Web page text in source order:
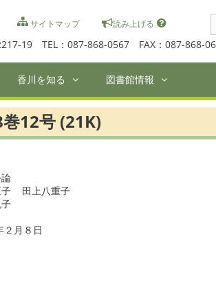
サイトマップ 読み上げる
19 TEL：087-868-0567 FAX：087-868-
香川を知る 図書館情報
12号 (21K)
子  田上八重子
子
２月８日